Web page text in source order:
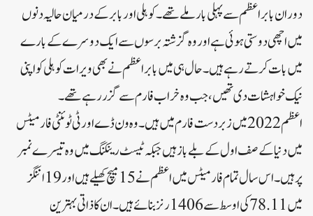
دوران بابر اعظم سے پہلی بار ملے تھے۔کوہلی اور بابر کے درمیان حالیہ دنوں
میں اچھی دوستی ہوئی ہے اور وہ گزشتہ برسوں سے ایک دوسرے کے بارے
میں بات کرتے رہے ہیں۔حال ہی میں بابر اعظم نے بھی ویرات کوہلی کو اپنی
نیک خواہشات دی تھیں، جب وہ خراب فارم سے گزر رہے تھے۔
اعظم 2022 میں زبردست فارم میں ہیں۔وہ ون ڈے اور ٹی ٹوئنٹی فارمیٹس
میں دنیا کے صف اول کے بلے باز ہیں جبکہ ٹیسٹ رینکنگ میں وہ تیسرے نمبر
پر ہیں۔اس سال تمام فارمیٹس میں اعظم نے 15 میچ کھیلے ہیں اور 19 اننگز
میں 78.11 کی اوسط سے 1406 رنز بنائے ہیں۔ان کا ذاتی بہترین